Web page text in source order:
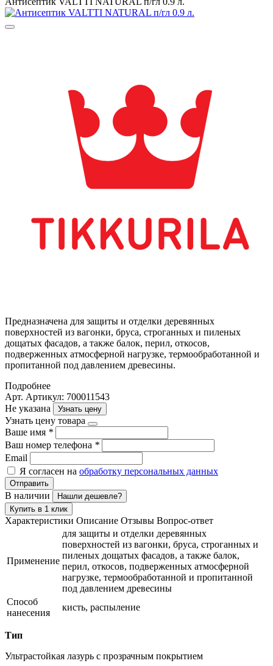
Предназначена для защиты и отделки деревянных
поверхностей из вагонки, бруса, строганных и пиленых
дощатых фасадов, а также балок, перил, откосов,
подверженных атмосферной нагрузке, термообработанной и
пропитанной под давлением древесины.
Подробнее
Арт. Артикул: 700011543
Не указана
Узнать цену
Узнать цену товара
Ваше имя *
Ваш номер телефона *
Email
Я согласен на обработку персональных данных
Отправить
В наличии
Нашли дешевле?
Купить в 1 клик
Характеристики Описание Отзывы Вопрос-ответ
Применение
для защиты и отделки деревянных
поверхностей из вагонки, бруса, строганных и
пиленых дощатых фасадов, а также балок,
перил, откосов, подверженных атмосферной
нагрузке, термообработанной и пропитанной
под давлением древесины
Способ
нанесения
кисть, распыление
Тип
Ультрастойкая лазурь с прозрачным покрытием